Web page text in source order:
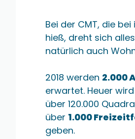
Bei der CMT, die
hieß, dreht sich
natürlich auch
2018 werden 2.000
erwartet. Heuer
über 120.000
über 1.000
geben.